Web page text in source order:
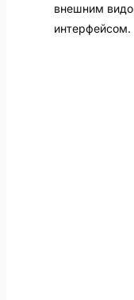
внешним
интерфейсом.